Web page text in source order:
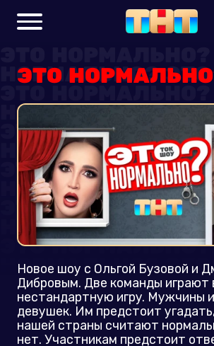
ЭТО
Новое шоу с Ольгой Бузовой и
Дибровым. Две команды играют
нестандартную игру. Мужчины
девушек. Им предстоит
нашей страны считают
нет. Участникам предстоит